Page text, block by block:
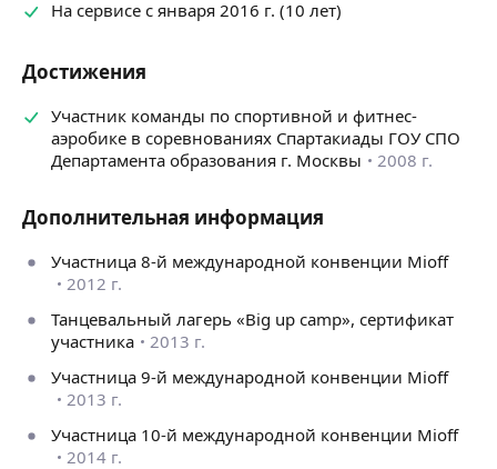
На сервисе с января 2016 г. (10 лет)
Достижения
Участник команды по спортивной и фитнес-
аэробике в соревнованиях Спартакиады ГОУ СПО
Департамента образования г. Москвы
2008 г.
Дополнительная информация
Участница 8-й международной конвенции Mioff
2012 г.
Танцевальный лагерь «Big up camp», сертификат
участника
2013 г.
Участница 9-й международной конвенции Mioff
2013 г.
Участница 10-й международной конвенции Mioff
2014 г.